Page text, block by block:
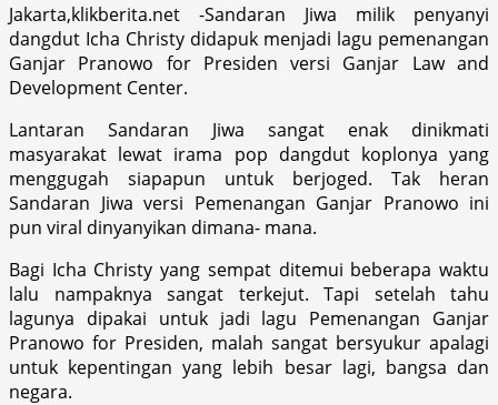
Jakarta,klikberita.net -Sandaran Jiwa milik penyanyi
dangdut Icha Christy didapuk menjadi lagu pemenangan
Ganjar Pranowo for Presiden versi Ganjar Law and
Development Center.
Lantaran Sandaran Jiwa sangat enak dinikmati
masyarakat lewat irama pop dangdut koplonya yang
menggugah siapapun untuk berjoged. Tak heran
Sandaran Jiwa versi Pemenangan Ganjar Pranowo ini
pun viral dinyanyikan dimana- mana.
Bagi Icha Christy yang sempat ditemui beberapa waktu
lalu nampaknya sangat terkejut. Tapi setelah tahu
lagunya dipakai untuk jadi lagu Pemenangan Ganjar
Pranowo for Presiden, malah sangat bersyukur apalagi
untuk kepentingan yang lebih besar lagi, bangsa dan
negara.